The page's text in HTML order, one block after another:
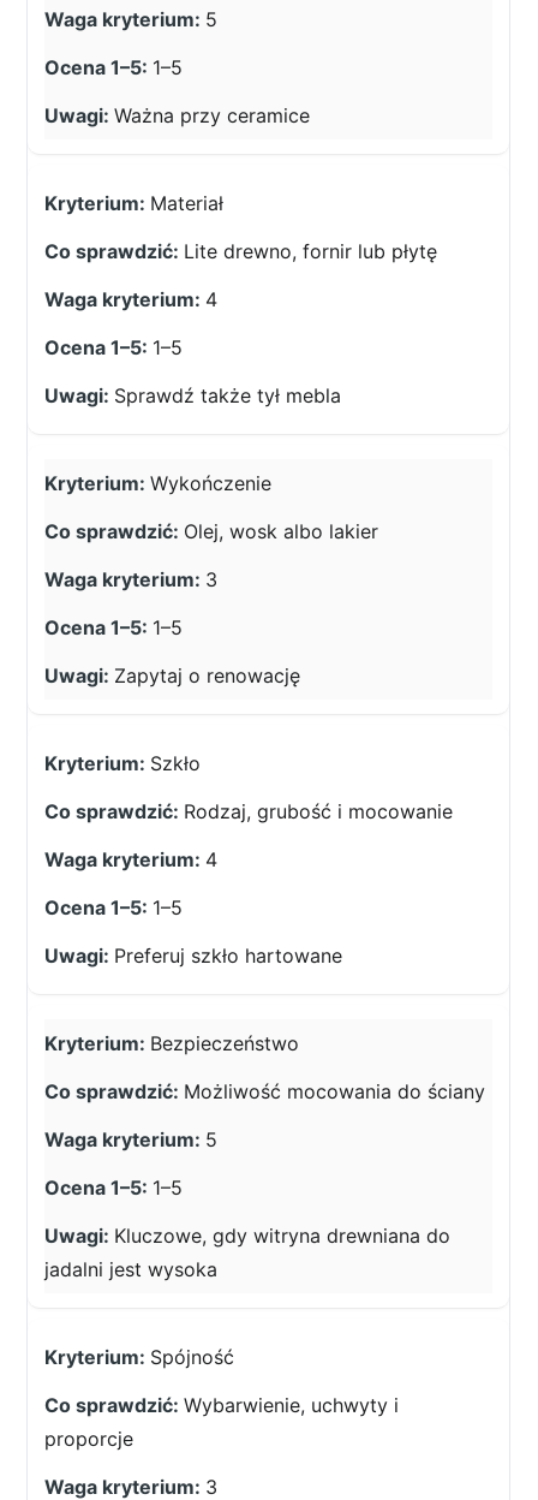
5
1–5
Ważna przy ceramice
Materiał
Lite drewno, fornir lub płytę
4
1–5
Sprawdź także tył mebla
Wykończenie
Olej, wosk albo lakier
3
1–5
Zapytaj o renowację
Szkło
Rodzaj, grubość i mocowanie
4
1–5
Preferuj szkło hartowane
Bezpieczeństwo
Możliwość mocowania do ściany
5
1–5
Kluczowe, gdy witryna drewniana do
jadalni jest wysoka
Spójność
Wybarwienie, uchwyty i
proporcje
3